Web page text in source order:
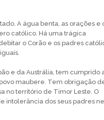
A água benta, as orações e
católico. Há uma trágica
o Corão e os padres
e da Austrália, tem cumprido
maubere. Tem obrigação
no território de Timor Leste. O
intolerância dos seus padres